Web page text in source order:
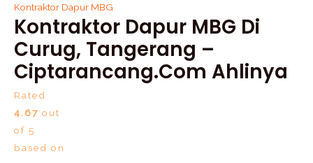
Kontraktor Dapur MBG
Kontraktor Dapur MBG Di
Curug, Tangerang –
Ciptarancang.com Ahlinya
Rated
4.67 out
of 5
based on